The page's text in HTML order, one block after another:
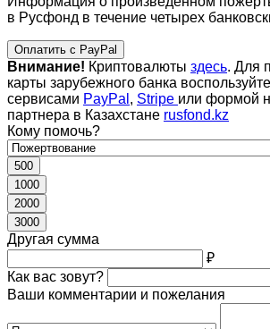
в Русфонд в течение четырех
Оплатить с PayPal
Внимание! Криптовалюты здесь. Для
карты зарубежного банка
сервисами PayPal , Stripe или формой
партнера в Казахстане rusfond.kz
Кому помочь?
500
1000
2000
3000
Другая сумма
₽
Как вас зовут?
Ваши комментарии и пожелания